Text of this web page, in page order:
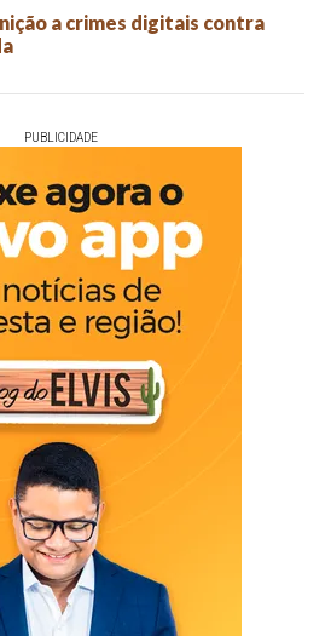
a crimes digitais contra
PUBLICIDADE